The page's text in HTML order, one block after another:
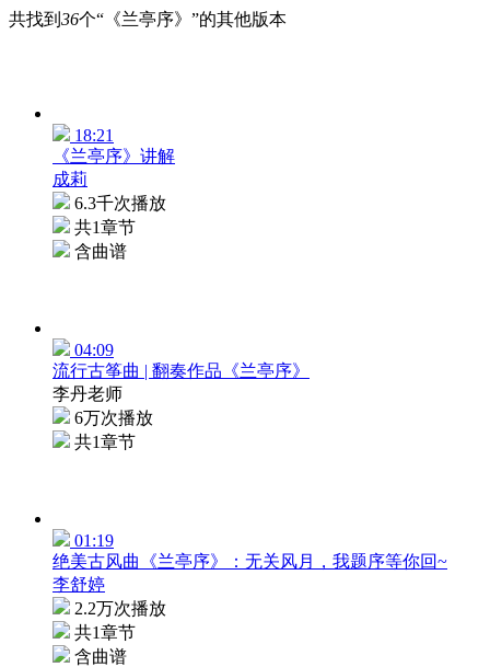
共找到 36个“《兰亭序》”的其他版本
18:21
《兰亭序》讲解
成莉
6.3千次播放
共1章节
含曲谱
04:09
流行古筝曲 | 翻奏作品《兰亭序》
李丹老师
6万次播放
共1章节
01:19
绝美古风曲《兰亭序》：无关风月，我题序等你回~
李舒婷
2.2万次播放
共1章节
含曲谱